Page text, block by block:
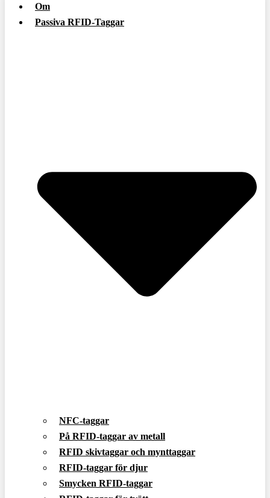
Om
Passiva RFID-Taggar
NFC-taggar
På RFID-taggar av metall
RFID skivtaggar och mynttaggar
RFID-taggar för djur
Smycken RFID-taggar